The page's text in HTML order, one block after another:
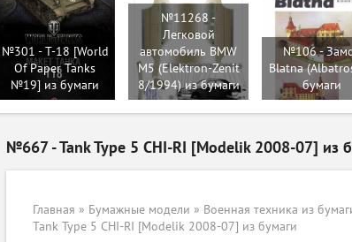
№301 - T-18 [World
Of Paper Tanks
№19] из бумаги
№11268 -
Легковой
автомобиль BMW
M5 (Elektron-Zenit
8/1994) из бумаги
№106 -
Blatna
бумаги
№667 - Tank Type 5 CHI-RI [Modelik 2008-07] из
Главная » Бумажные модели » Военная техника из
Tank Type 5 CHI-RI [Modelik 2008-07] из бумаги